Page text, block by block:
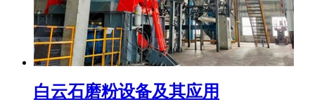
白云石磨粉设备及其应用